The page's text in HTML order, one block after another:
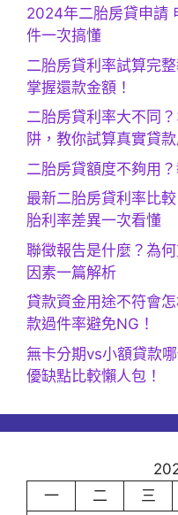
2024年二胎房貸申請
件一次搞懂
二胎房貸利率試算完
掌握還款金額！
二胎房貸利率大不同
阱，教你試算真實貸
二胎房貸額度不夠用
最新二胎房貸利率比
胎利率差異一次看懂
聯徵報告是什麼？為
因素一篇解析
貸款資金用途不符會
款過件率避免NG！
無卡分期vs小額貸款
優缺點比較懶人包！
一
二 三